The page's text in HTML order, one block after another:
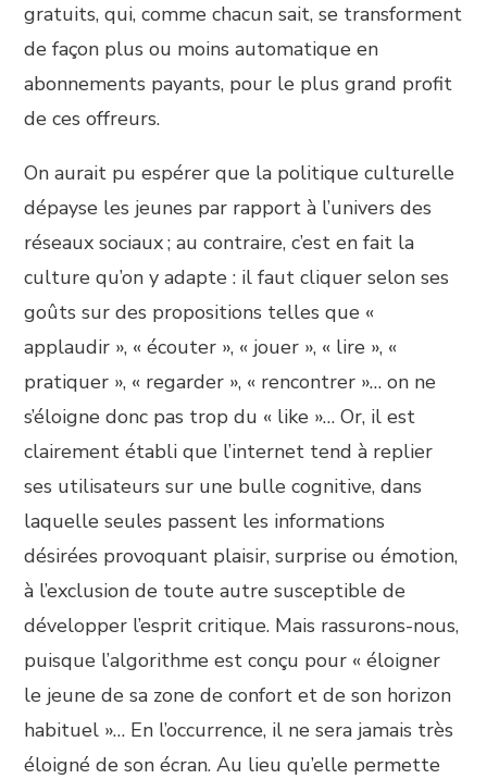
gratuits, qui, comme chacun sait, se transforment
de façon plus ou moins automatique en
abonnements payants, pour le plus grand profit
de ces offreurs.
On aurait pu espérer que la politique culturelle
dépayse les jeunes par rapport à l’univers des
réseaux sociaux ; au contraire, c’est en fait la
culture qu’on y adapte : il faut cliquer selon ses
goûts sur des propositions telles que «
applaudir », « écouter », « jouer », « lire », «
pratiquer », « regarder », « rencontrer »… on ne
s’éloigne donc pas trop du « like »… Or, il est
clairement établi que l’internet tend à replier
ses utilisateurs sur une bulle cognitive, dans
laquelle seules passent les informations
désirées provoquant plaisir, surprise ou émotion,
à l’exclusion de toute autre susceptible de
développer l’esprit critique. Mais rassurons-nous,
puisque l’algorithme est conçu pour « éloigner
le jeune de sa zone de confort et de son horizon
habituel »… En l’occurrence, il ne sera jamais très
éloigné de son écran. Au lieu qu’elle permette